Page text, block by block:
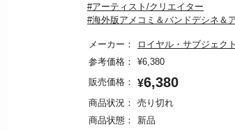
#アーティスト/クリエイター
#海外版アメコミ＆バンドデシネ＆
メーカー：
ロイヤル・サブジェクト
参考価格：
¥6,380
販売価格：
¥6,380
商品状況：
売り切れ
商品状態：
新品